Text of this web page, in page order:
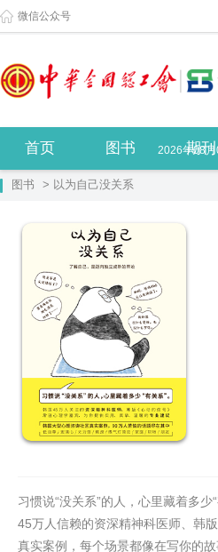
微信公众号
首页 图书 期刊
2026年08月
图书 > 以为自己没关系
习惯说“没关系”的人，心里藏着多
45万人信赖的资深精神科医师、韩
真实案例，每个场景都像在写你的故